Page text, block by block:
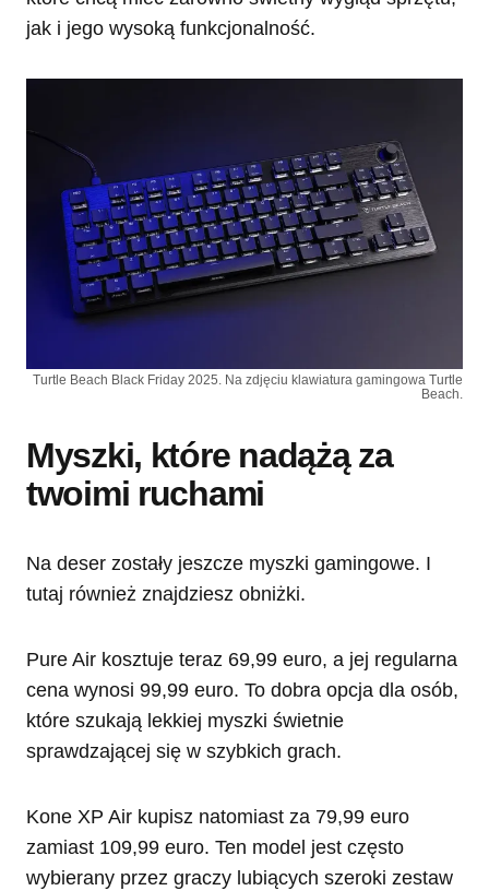
jak i jego wysoką funkcjonalność.
Turtle Beach Black Friday 2025. Na zdjęciu klawiatura gamingowa Turtle
Beach.
Myszki, które nadążą za
twoimi ruchami
Na deser zostały jeszcze myszki gamingowe. I
tutaj również znajdziesz obniżki.
Pure Air kosztuje teraz 69,99 euro, a jej regularna
cena wynosi 99,99 euro. To dobra opcja dla osób,
które szukają lekkiej myszki świetnie
sprawdzającej się w szybkich grach.
Kone XP Air kupisz natomiast za 79,99 euro
zamiast 109,99 euro. Ten model jest często
wybierany przez graczy lubiących szeroki zestaw